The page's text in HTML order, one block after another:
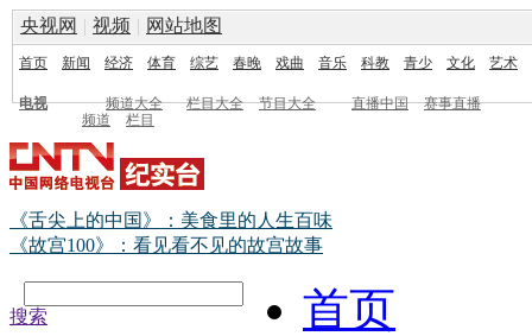
央视网 | 视频 | 网站地图
首页 新闻 经济 体育 综艺 春晚 戏曲 音乐 科教 青少 文化 艺术
电视 频道大全 栏目大全 节目大全 直播中国
赛事直播
频道
栏目
《舌尖上的中国》：美食里的人生百味
《故宫100》：看见看不见的故宫故事
搜索
首页